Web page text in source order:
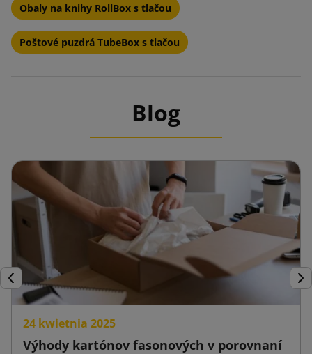
Obaly na knihy RollBox s tlačou
Poštové puzdrá TubeBox s tlačou
Blog
Späť
24 kwietnia 2025
Výhody kartónov fasonových v porovnaní